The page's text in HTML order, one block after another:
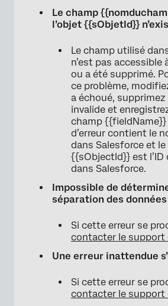
Le champ
l’objet {{sObjetId}}
Le champ utilisé
n’est pas accessible
ou a été supprimé.
ce problème,
a échoué, supprimez
invalide et
champ
d’erreur contient le
dans Salesforce et
{{sObjectId}} est l’ID
dans Salesforce.
Impossible de
séparation des données
Si cette erreur se
contacter le support
Une erreur inattendue
Si cette erreur se
contacter le support